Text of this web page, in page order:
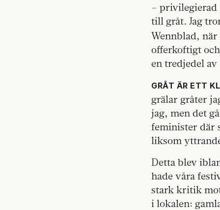
–
till gråt. Jag
Wennblad,
offerkoftigt
en tredjedel
GRÅT ÄR ETT
grälar gråter
jag, men det
feminister där
liksom
Detta blev
hade våra
stark kritik
i lokalen: